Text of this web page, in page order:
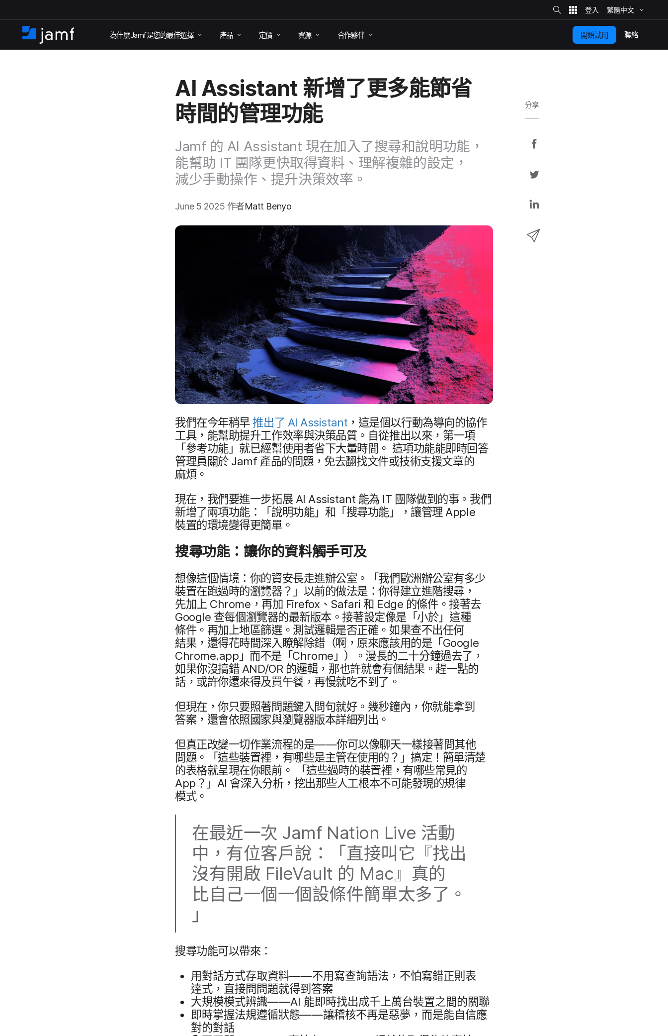
​
至
網
站
​搜
繁體​中文
住
家
為​什麼Jamf是​您​的​最佳​選擇 產品 定​價 資源 合作​夥伴 開始​試用 聯絡
AI Assistant 新​增了​更多​能​節省​
時間​的​管理​功​能
Jamf 的 AI Assistant 現在​加入​了​搜尋​和​說明​功能，​
能​幫助 IT 團隊​更​快​取得​資料、​理解複雜​的​設定，​
減少​手動​操作、​提升​決策​效率。
June 5 2025 作​者Matt Benyo
我們​在​今年​稍早 推出​了 AI Assistant ，​這​是​個​以​行動​為​導向​的​協作​
工具，​能​幫助​提升​工作​效率​與​決策​品質。​自從​推出​以來，​第一​項​
「參考功能」​就​已經​幫​使用​者​省下​大量​時間。 這​項​功能​能​即​時​回答​
管理員​關於Jamf 產品​的​問題，​免去​翻找​文件​或​技術​支援​文章​的​
麻煩。
現在，​我們​要​進一步​拓展AI Assistant 能​為 IT 團隊​做到​的​事。​我們​
新增了​兩​項​功能：​「說明​功​能」​和​「搜尋​功​能」，​讓​管理 Apple
裝置​的​環境​變得​更​簡單。
搜尋​功能：​讓​你​的​資料​觸手可​及
想像​這​個​情境：​你​的​資​安長​走進辦​公室。​「我們​歐洲​辦公室​有​多少​
裝置​在​跑過時​的​瀏覽器？」​以前​的​做法​是：​你得​建立​進階​搜尋，​
先加​上 Chrome ，​再加 Firefox 、 Safari和 Edge 的​條件。​接著​去
Google 查​每​個​瀏覽器​的​最​新​版本。​接著​設定​像​是​「小於」​這​種​
條件。​再加上​地區​篩選。​測試​邏輯​是否​正確。​如果​查​不​出​任何​
結果，​還​得花時間​深入​瞭解除​錯​（啊，​原來​應該​用​的​是​「Google
Chrome.app 」​而​不​是​「Chrome 」​）。​漫長​的​二十​分鐘​過去​了，​
如果​你​沒​搞​錯AND/OR 的​邏輯，​那​也​許就​會​有​個​結果。​趕​一點​的​
話，​或​許你​還​來​得​及​買午餐，​再慢​就​吃​不​到​了。
但​現在，​你​只要​照​著​問題​鍵入​問句​就​好。​幾​秒​鐘內，​你​就​能​拿到​
答案，​還會​依照​國家​與​瀏覽器版​本​詳細​列出。
但​真正​改變​一​切​作業​流程​的​是​——​你​可以​像​聊天​一樣​接​著問​其他​
問題。​「這些​裝置​裡，​有​哪些​是​主管​在​使用​的​？」​搞定​！​簡單​清楚​
的​表格​就​呈現在​你​眼前。
「這些​過時​的​裝置​裡，​有​哪些​常見​的
App ？」 AI 會​深入​分析，​挖出​那些​人​工​根本​不可能​發現​的​規律​
模式。
在​最近​一​次 Jamf Nation Live 活動​
中，​有​位​客戶​說：​「直接​叫​它​『找出​
沒有​開啟 FileVault 的 Mac』真​的​
比自己​一​個​一​個​設​條​件​簡單​太​多​了。​
」
搜尋​功​能​可以​帶來：
用​對話​方式​存取​資料​——​不用​寫​查​詢​語法，​不怕​寫錯正​則​表​
達式，​直接問​問題​就​得到​答案
大規模​模式​辨識​——AI 能​即時​找出成千​上萬​台​裝置​之間​的​關聯
即​時​掌握法​規遵​循​狀態——​讓​稽核​不​再​是​惡夢，​而​是​能​自信​應​
對​的​對話
分享